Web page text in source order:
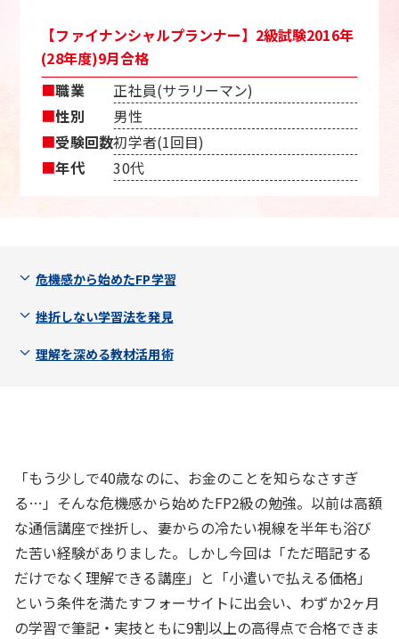
【ファイナンシャルプランナー】2級試験2016年
(28年度)9月合格
■職業
正社員(サラリーマン)
■性別
男性
■受験回数初学者(1回目)
■年代 30代
危機感から始めたFP学習
挫折しない学習法を発見
理解を深める教材活用術
「もう少しで40歳なのに、お金のことを知らなさすぎ
る…」そんな危機感から始めたFP2級の勉強。以前は高額
な通信講座で挫折し、妻からの冷たい視線を半年も浴び
た苦い経験がありました。しかし今回は「ただ暗記する
だけでなく理解できる講座」と「小遣いで払える価格」
という条件を満たすフォーサイトに出会い、わずか2ヶ月
の学習で筆記・実技ともに9割以上の高得点で合格できま